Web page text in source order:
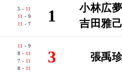
5 - 11
11 - 9
11 - 7 1
小林広夢
吉田雅己
11 - 9
8 - 11
7 - 11
8 - 11
3 張禹